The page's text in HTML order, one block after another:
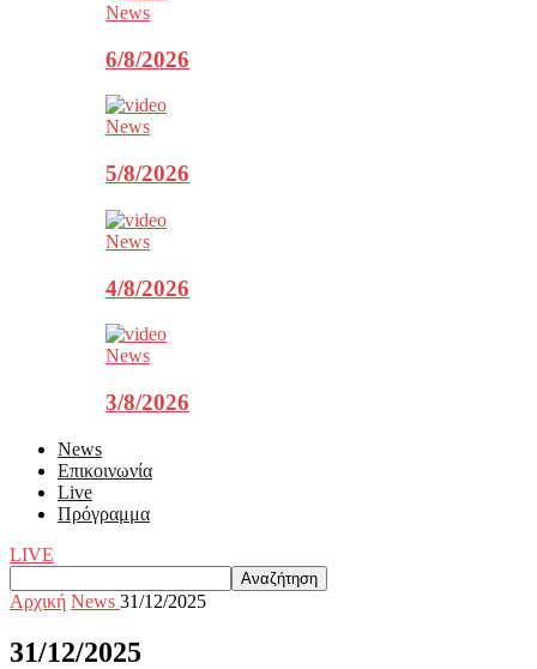
News
6/8/2026
News
5/8/2026
News
4/8/2026
News
3/8/2026
News
Επικοινωνία
Live
Πρόγραμμα
LIVE
Αρχική News 31/12/2025
31/12/2025